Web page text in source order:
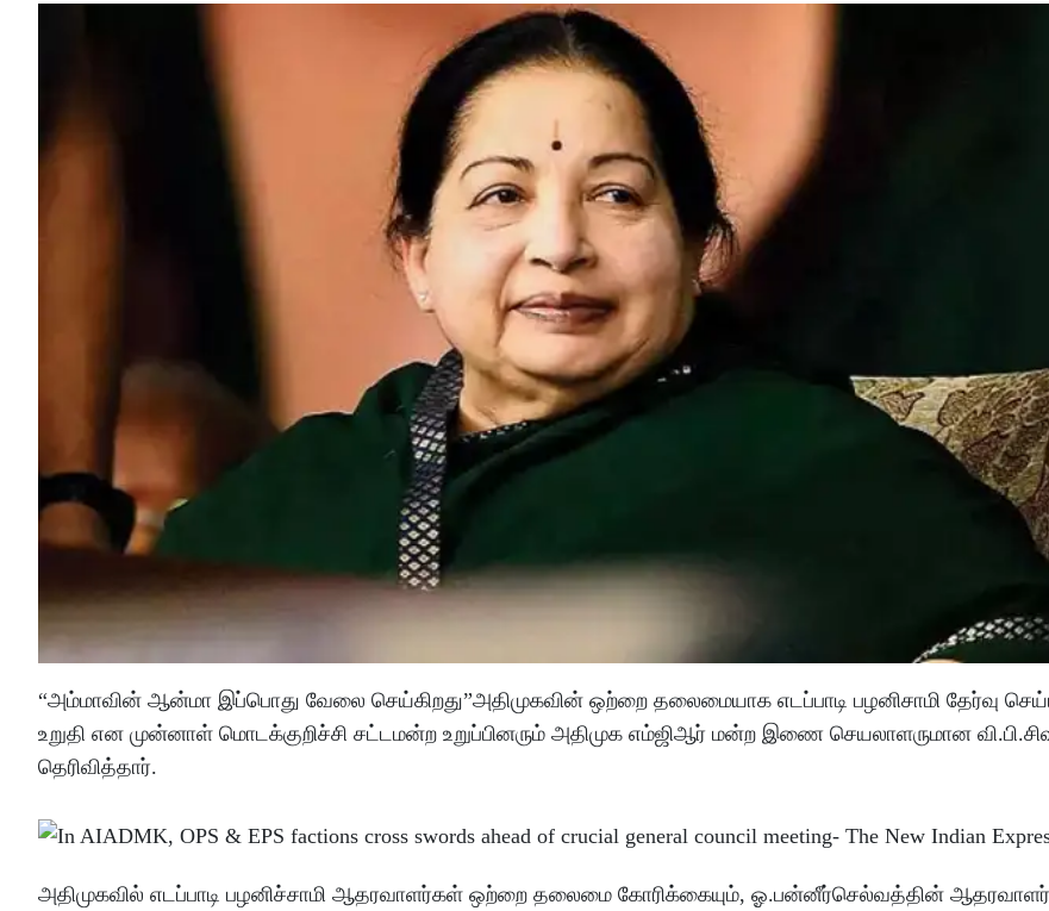
“அம்மாவின் ஆன்மா இப்பொது வேலை செய்கிறது”அதிமுகவின் ஒற்றை தலைமையாக எடப்பாடி பழனிசாமி தேர்வு
உறுதி என முன்னாள் மொடக்குறிச்சி சட்டமன்ற உறுப்பினரும் அதிமுக எம்ஜிஆர் மன்ற இணை செயலாளருமான
தெரிவித்தார்.
அதிமுகவில் எடப்பாடி பழனிச்சாமி ஆதரவாளர்கள் ஒற்றை தலைமை கோரிக்கையும், ஓ.பன்னீர்செல்வத்தின் ஆதரவாளர்